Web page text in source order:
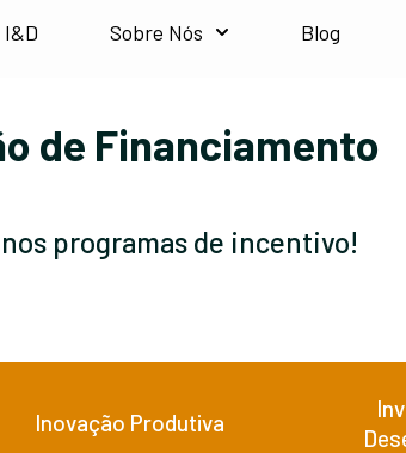
Sobre Nós Blog
de Financiamento
programas de incentivo!
Inovação Produtiva